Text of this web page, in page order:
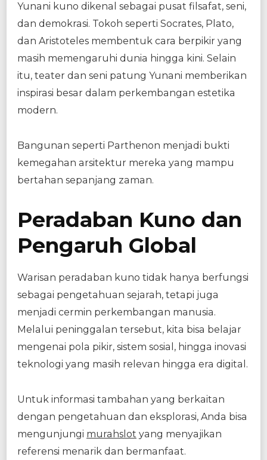
Yunani kuno dikenal sebagai pusat filsafat, seni,
dan demokrasi. Tokoh seperti Socrates, Plato,
dan Aristoteles membentuk cara berpikir yang
masih memengaruhi dunia hingga kini. Selain
itu, teater dan seni patung Yunani memberikan
inspirasi besar dalam perkembangan estetika
modern.
Bangunan seperti Parthenon menjadi bukti
kemegahan arsitektur mereka yang mampu
bertahan sepanjang zaman.
Peradaban Kuno dan
Pengaruh Global
Warisan peradaban kuno tidak hanya berfungsi
sebagai pengetahuan sejarah, tetapi juga
menjadi cermin perkembangan manusia.
Melalui peninggalan tersebut, kita bisa belajar
mengenai pola pikir, sistem sosial, hingga inovasi
teknologi yang masih relevan hingga era digital.
Untuk informasi tambahan yang berkaitan
dengan pengetahuan dan eksplorasi, Anda bisa
mengunjungi murahslot yang menyajikan
referensi menarik dan bermanfaat.